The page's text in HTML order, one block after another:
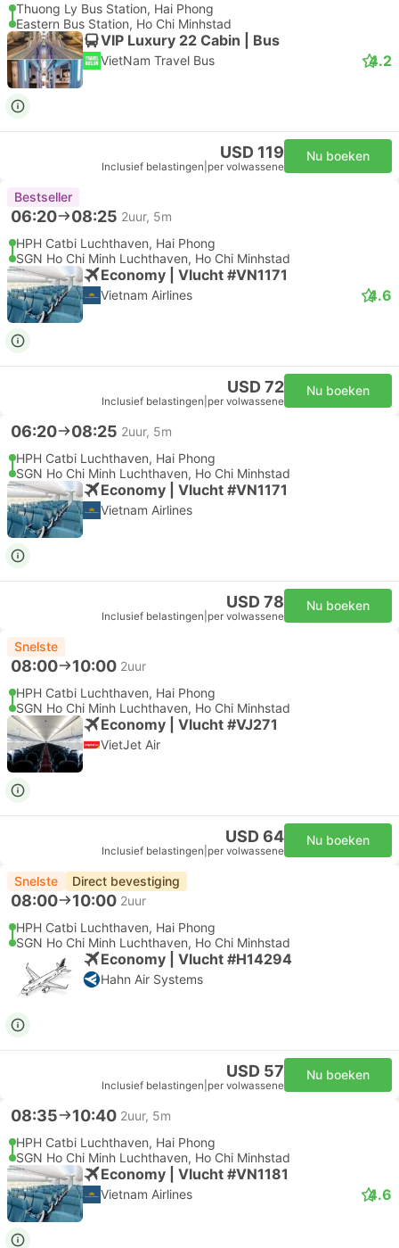
Thuong Ly Bus Station, Hai Phong
Eastern Bus Station, Ho Chi Minhstad
VIP Luxury 22 Cabin | Bus
VietNam Travel Bus 4.2
USD 119
Inclusief belastingen per volwassene
Nu boeken
Bestseller
06:20 08:25 2uur, 5m
HPH Catbi Luchthaven, Hai Phong
SGN Ho Chi Minh Luchthaven, Ho Chi Minhstad
Economy | Vlucht #VN1171
Vietnam Airlines 4.6
USD 72
Inclusief belastingen per volwassene
Nu boeken
06:20 08:25 2uur, 5m
HPH Catbi Luchthaven, Hai Phong
SGN Ho Chi Minh Luchthaven, Ho Chi Minhstad
Economy | Vlucht #VN1171
Vietnam Airlines
USD 78
Inclusief belastingen per volwassene
Nu boeken
Snelste
08:00 10:00 2uur
HPH Catbi Luchthaven, Hai Phong
SGN Ho Chi Minh Luchthaven, Ho Chi Minhstad
Economy | Vlucht #VJ271
VietJet Air
USD 64
Inclusief belastingen per volwassene
Nu boeken
Snelste Direct bevestiging
08:00 10:00 2uur
HPH Catbi Luchthaven, Hai Phong
SGN Ho Chi Minh Luchthaven, Ho Chi Minhstad
Economy | Vlucht #H14294
Hahn Air Systems
USD 57
Inclusief belastingen per volwassene
Nu boeken
08:35 10:40 2uur, 5m
HPH Catbi Luchthaven, Hai Phong
SGN Ho Chi Minh Luchthaven, Ho Chi Minhstad
Economy | Vlucht #VN1181
Vietnam Airlines 4.6